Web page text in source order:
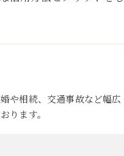
や相続、交通事故など幅
ります。